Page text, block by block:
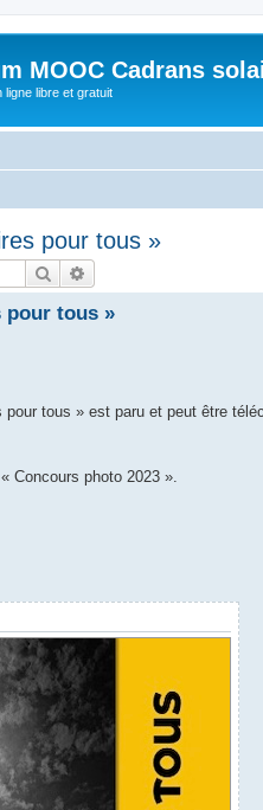
MOOC Cadrans
ligne libre et gratuit
pour tous »
Rechercher
pour tous »
tous » est paru et peut être
Concours photo 2023 ».